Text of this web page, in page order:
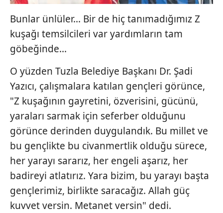
Bunlar ünlüler... Bir de hiç tanımadığımız Z
kuşağı temsilcileri var yardımların tam
göbeğinde...
O yüzden Tuzla Belediye Başkanı Dr. Şadi
Yazıcı, çalışmalara katılan gençleri görünce,
"Z kuşağının gayretini, özverisini, gücünü,
yaraları sarmak için seferber olduğunu
görünce derinden duygulandık. Bu millet ve
bu gençlikte bu civanmertlik olduğu sürece,
her yarayı sararız, her engeli aşarız, her
badireyi atlatırız. Yara bizim, bu yarayı başta
gençlerimiz, birlikte saracağız. Allah güç
kuvvet versin. Metanet versin" dedi.